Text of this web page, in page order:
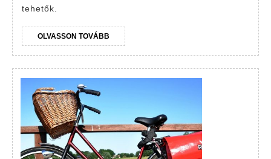
tehetők.
OLVASSON TOVÁBB OLVASSON
TOVÁBB